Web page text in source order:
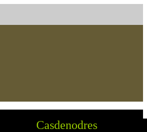
Casdenodres